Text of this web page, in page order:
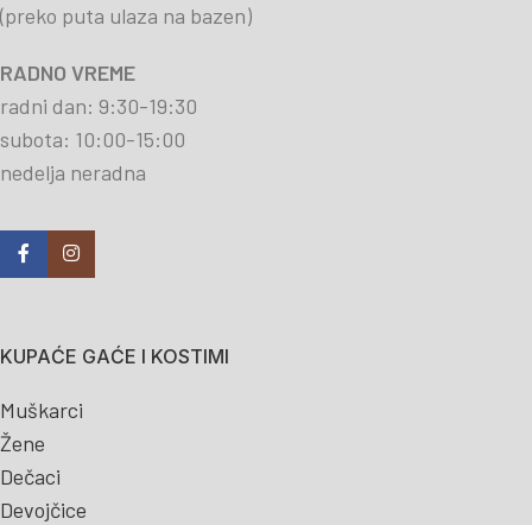
(preko puta ulaza na bazen)
RADNO VREME
radni dan: 9:30-19:30
subota: 10:00-15:00
nedelja neradna
KUPAĆE GAĆE I KOSTIMI
Muškarci
Žene
Dečaci
Devojčice